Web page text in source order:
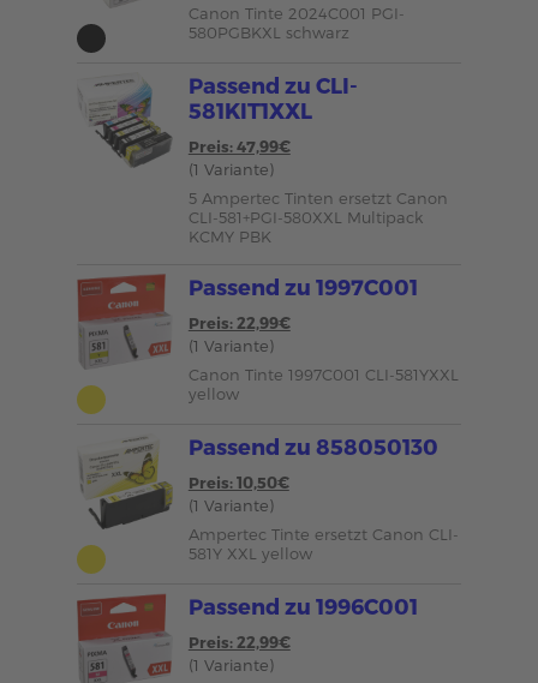
Canon Tinte 2024C001 PGI-
580PGBKXL schwarz
Passend zu CLI-
581KIT1XXL
Preis: 47,99€
(1 Variante)
5 Ampertec Tinten ersetzt Canon
CLI-581+PGI-580XXL Multipack
KCMY PBK
Passend zu 1997C001
Preis: 22,99€
(1 Variante)
Canon Tinte 1997C001 CLI-581YXXL
yellow
Passend zu 858050130
Preis: 10,50€
(1 Variante)
Ampertec Tinte ersetzt Canon CLI-
581Y XXL yellow
Passend zu 1996C001
Preis: 22,99€
(1 Variante)